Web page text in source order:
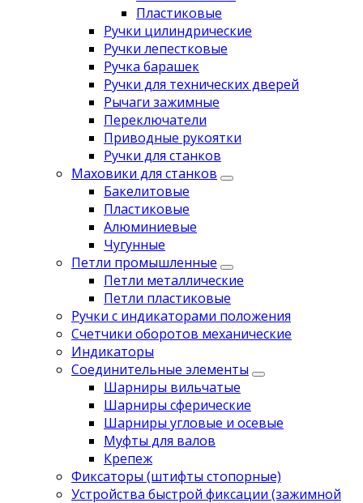
Пластиковые
Ручки цилиндрические
Ручки лепестковые
Ручка барашек
Ручки для технических дверей
Рычаги зажимные
Переключатели
Приводные рукоятки
Ручки для станков
Маховики для станков
Бакелитовые
Пластиковые
Алюминиевые
Чугунные
Петли промышленные
Петли металлические
Петли пластиковые
Ручки с индикаторами положения
Счетчики оборотов механические
Индикаторы
Соединительные элементы
Шарниры вильчатые
Шарниры сферические
Шарниры угловые и осевые
Муфты для валов
Крепеж
Фиксаторы (штифты стопорные)
Устройства быстрой фиксации (зажимной